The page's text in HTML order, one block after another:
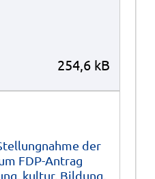
254,6 kB
der
FDP-Antrag
kultur. Bildung,